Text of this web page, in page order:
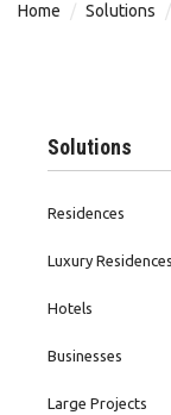
Home Solutions
Solutions
Residences
Luxury Residences
Hotels
Businesses
Large Projects